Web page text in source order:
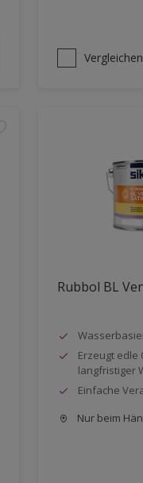
Vergleichen
Rubbol BL
Erzeugt edle
langfristiger
Einfache
Nur beim